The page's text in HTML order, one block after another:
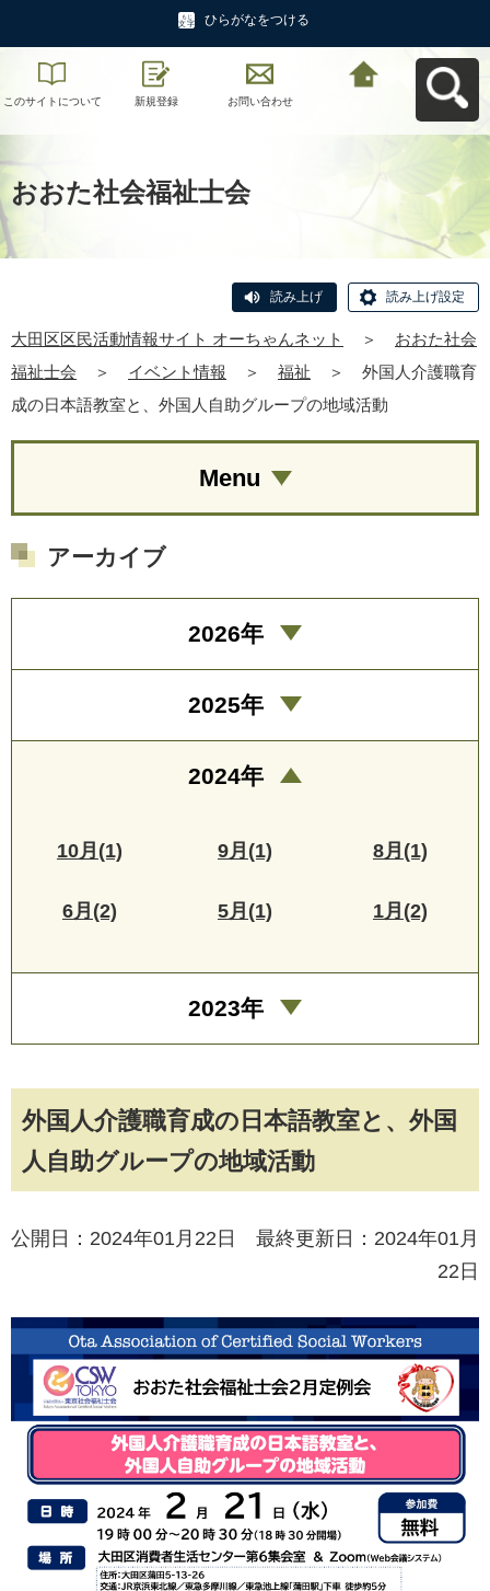
ひらがなをつける
このサイトについて 新規登録 お問い合わせ
おおた社会福祉士会
読み上げ 読み上げ設定
大田区区民活動情報サイト オーちゃんネット ＞
おおた社会
福祉士会
＞ イベント情報 ＞ 福祉 ＞
外国人介護職育
成の日本語教室と、外国人自助グループの地域活動
外国人介護職育成の日本語教室と、外国
人自助グループの地域活動
公開日：2024年01月22日 最終更新日：2024年01月
22日
Menu
アーカイブ
2026年
2025年
2024年
10月(1) 9月(1) 8月(1)
6月(2) 5月(1) 1月(2)
2023年